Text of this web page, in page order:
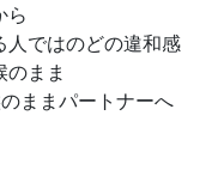
ら
人ではのどの違和感
まま
ままパートナーへ